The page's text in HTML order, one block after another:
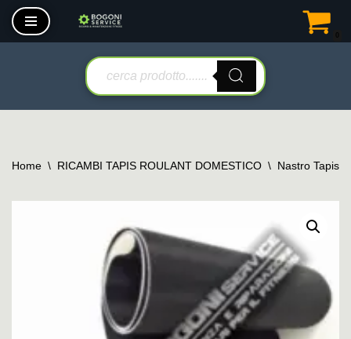
Vai
Home \ RICAMBI TAPIS ROULANT DOMESTICO \ Nastro Tapis